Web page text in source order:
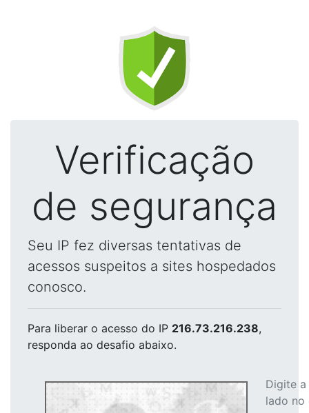
Verificação
de segurança
Seu IP fez diversas tentativas de
acessos suspeitos a sites hospedados
conosco.
Para liberar o acesso do IP 216.73.216.238,
responda ao desafio abaixo.
Digite
lado no